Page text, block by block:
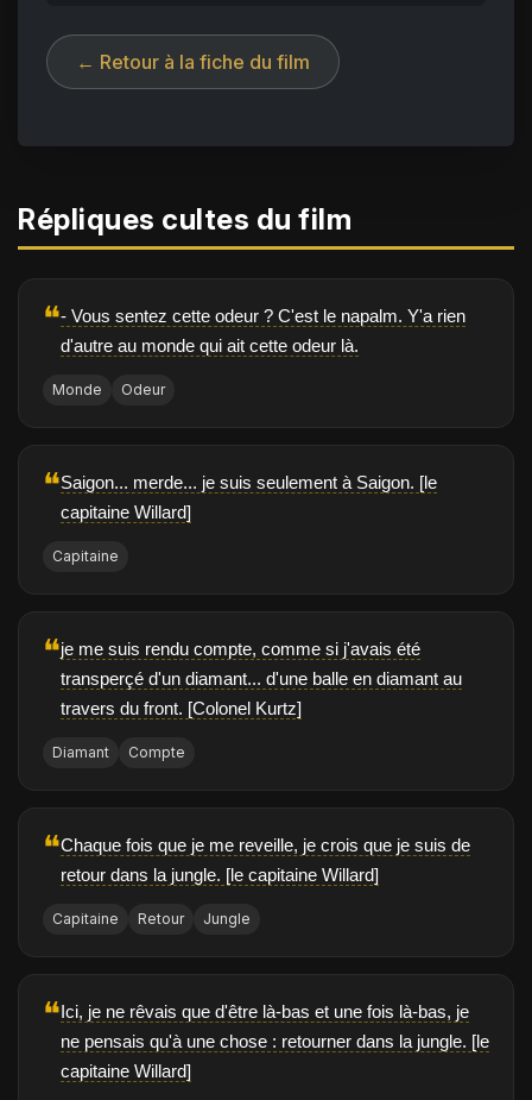
← Retour à la fiche du film
Répliques cultes du film
❝- Vous sentez cette odeur ? C'est le napalm. Y'a rien
d'autre au monde qui ait cette odeur là.
Monde Odeur
❝Saigon... merde... je suis seulement à Saigon. [le
capitaine Willard]
Capitaine
❝je me suis rendu compte, comme si j'avais été
transperçé d'un diamant... d'une balle en diamant au
travers du front. [Colonel Kurtz]
Diamant Compte
❝Chaque fois que je me reveille, je crois que je suis de
retour dans la jungle. [le capitaine Willard]
Capitaine Retour Jungle
❝Ici, je ne rêvais que d'être là-bas et une fois là-bas, je
ne pensais qu'à une chose : retourner dans la jungle. [le
capitaine Willard]